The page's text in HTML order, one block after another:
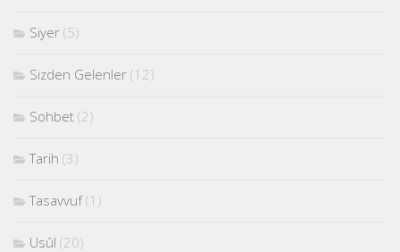
Siyer (5)
Sizden Gelenler (12)
Sohbet (2)
Tarih (3)
Tasavvuf(1)
Usûl (20)